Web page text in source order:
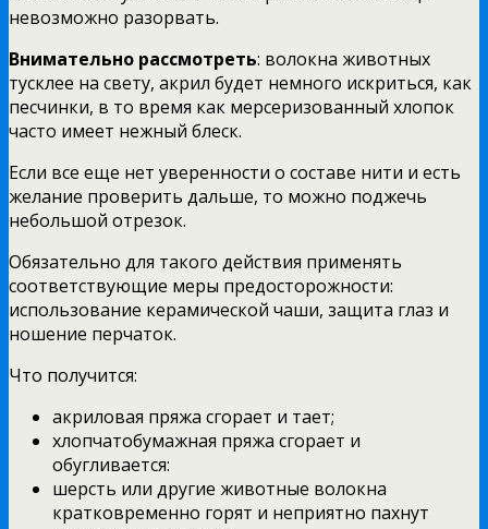
невозможно разорвать.
Внимательно рассмотреть: волокна животных
тусклее на свету, акрил будет немного искриться, как
песчинки, в то время как мерсеризованный хлопок
часто имеет нежный блеск.
Если все еще нет уверенности о составе нити и есть
желание проверить дальше, то можно поджечь
небольшой отрезок.
Обязательно для такого действия применять
соответствующие меры предосторожности:
использование керамической чаши, защита глаз и
ношение перчаток.
Что получится:
акриловая пряжа сгорает и тает;
хлопчатобумажная пряжа сгорает и
обугливается:
шерсть или другие животные волокна
кратковременно горят и неприятно пахнут